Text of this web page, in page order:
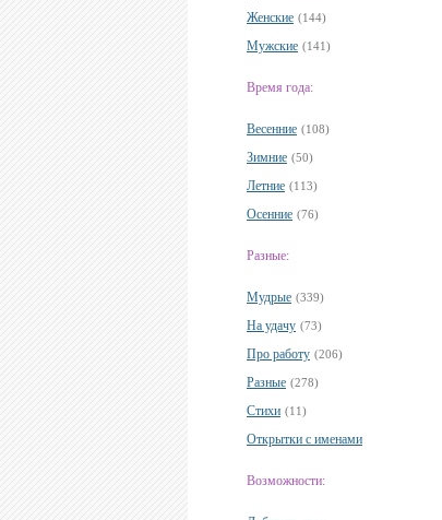
Женские (144)
Мужские (141)
Время года:
Весенние (108)
Зимние (50)
Летние (113)
Осенние (76)
Разные:
Мудрые (339)
На удачу (73)
Про работу (206)
Разные (278)
Стихи (11)
Открытки с именами
Возможности: